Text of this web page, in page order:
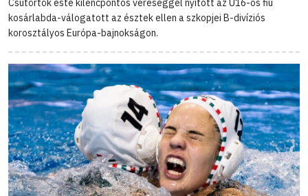
Csütörtök este kilencpontos vereséggel nyitott az U16-os fiú
kosárlabda-válogatott az észtek ellen a szkopjei B-divíziós
korosztályos Európa-bajnokságon.